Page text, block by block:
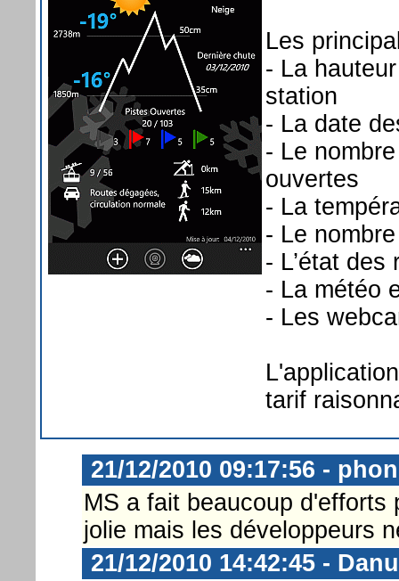
Les
- La
station
- La date
- Le
ouvertes
- La
- Le
- L’état des
- La météo
- Les
tarif
21/12/2010 09:17:56 -
MS a fait beaucoup d'efforts
jolie mais les développeurs
21/12/2010 14:42:45 -